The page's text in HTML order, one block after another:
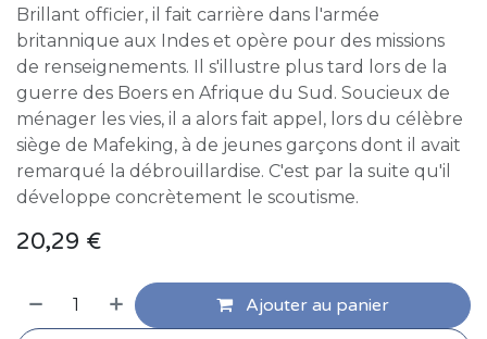
Brillant officier, il fait carrière dans l'armée
britannique aux Indes et opère pour des missions
de renseignements. Il s'illustre plus tard lors de la
guerre des Boers en Afrique du Sud. Soucieux de
ménager les vies, il a alors fait appel, lors du célèbre
siège de Mafeking, à de jeunes garçons dont il avait
remarqué la débrouillardise. C'est par la suite qu'il
développe concrètement le scoutisme.
20,29 €
Ajouter au panier